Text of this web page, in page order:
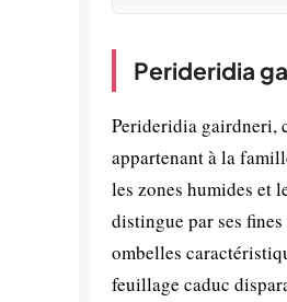
Perideridia
Perideridia gairdneri,
appartenant à la
les zones humides et
distingue par ses
ombelles
feuillage caduc